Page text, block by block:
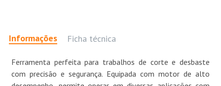
Informações Ficha técnica
Ferramenta perfeita para trabalhos de corte e desbaste
com precisão e segurança. Equipada com motor de alto